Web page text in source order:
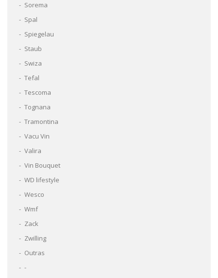
Sorema
Spal
Spiegelau
Staub
Swiza
Tefal
Tescoma
Tognana
Tramontina
Vacu Vin
Valira
Vin Bouquet
WD lifestyle
Wesco
Wmf
Zack
Zwilling
Outras
-